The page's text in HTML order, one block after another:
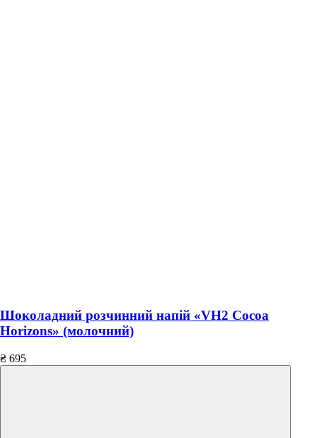
Шоколадний розчинний напій «VH2 Cocoa
Horizons» (молочний)
₴ 695